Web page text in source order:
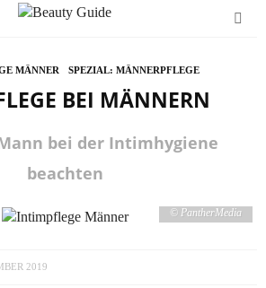
MÄNNER SPEZIAL: MÄNNERPFLEGE
BEI MÄNNERN
bei der Intimhygiene
beachten
© PantherMedia
2019